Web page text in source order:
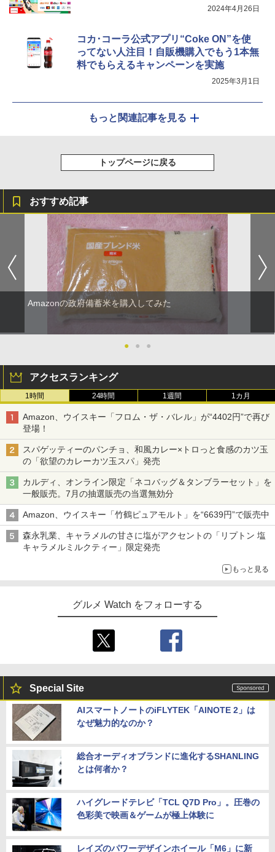
2024年4月26日
コカ･コーラ公式アプリ“Coke ON”を使
ってない人注目！自販機購入でもう1本無
料でもらえるキャンペーンを実施
2025年3月1日
もっと関連記事を見る
トップページに戻る
おすすめ記事
Amazonの政府備蓄米を購入してみた
● ● ●
アクセスランキング
1時間 24時間 1週間 1カ月
Amazon、ウイスキー「フロム・ザ・バレル」が“4402円”で再び
登場！
スパゲッティーのパンチョ、和風カレー×トロっと食感のカツ玉
の「欲望のカレーカツ玉スパ」発売
カルディ、オンライン限定「ネコバッグ＆タンブラーセット」を
一般販売。7月の抽選販売の当選無効分
Amazon、ウイスキー「竹鶴ピュアモルト」を“6639円”で販売中
森永乳業、キャラメルの甘さに塩がアクセントの「リプトン 塩
キャラメルミルクティー」限定発売
もっと見る
グルメ Watch をフォローする
Special Site
AIスマートノートのiFLYTEK「AINOTE 2」は
なぜ魅力的なのか？
総合オーディオブランドに進化するSHANLING
とは何者か？
ハイグレードテレビ「TCL Q7D Pro」。圧巻の
色彩美で映画＆ゲームが極上体験に
レイズのパワーデザインホイール「M6」に新